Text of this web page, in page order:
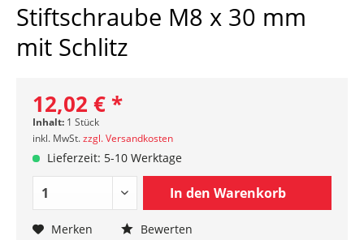
Stiftschraube M8 x 30 mm
mit Schlitz
12,02 € *
Inhalt: 1 Stück
inkl. MwSt.zzgl. Versandkosten
Lieferzeit: 5-10 Werktage
In den Warenkorb
Merken Bewerten